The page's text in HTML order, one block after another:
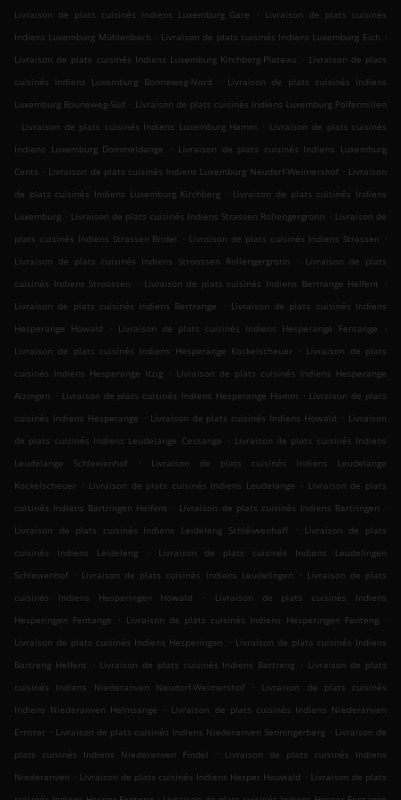
Livraison de plats cuisinés Indiens Luxemburg Gare
. Livraison de plats cuisinés
Indiens Luxemburg Mühlenbach . Livraison de plats cuisinés Indiens Luxemburg Eich .
Livraison de plats cuisinés Indiens Luxemburg Kirchberg-Plateau . Livraison de plats
cuisinés Indiens Luxemburg Bonneweg-Nord
. Livraison de plats cuisinés Indiens
Luxemburg Bouneweg-Süd . Livraison de plats cuisinés Indiens Luxemburg Polfermillen
. Livraison de plats cuisinés Indiens Luxemburg Hamm . Livraison de plats cuisinés
Indiens Luxemburg Dommeldange
. Livraison de plats cuisinés Indiens Luxemburg
Cents . Livraison de plats cuisinés Indiens Luxemburg Neudorf-Weimershof . Livraison
de plats cuisinés Indiens Luxemburg Kirchberg . Livraison de plats cuisinés Indiens
Luxemburg . Livraison de plats cuisinés Indiens Strassen Rollengergronn . Livraison de
plats cuisinés Indiens Strassen Bridel . Livraison de plats cuisinés Indiens Strassen .
Livraison de plats cuisinés Indiens Stroossen Rollengergronn
. Livraison de plats
cuisinés Indiens Stroossen
. Livraison de plats cuisinés Indiens Bertrange Helfent
.
Livraison de plats cuisinés Indiens Bertrange
. Livraison de plats cuisinés Indiens
Hesperange Howald
. Livraison de plats cuisinés Indiens Hesperange Fentange
.
Livraison de plats cuisinés Indiens Hesperange Kockelscheuer . Livraison de plats
cuisinés Indiens Hesperange Itzig . Livraison de plats cuisinés Indiens Hesperange
Alzingen . Livraison de plats cuisinés Indiens Hesperange Hamm . Livraison de plats
cuisinés Indiens Hesperange . Livraison de plats cuisinés Indiens Howald . Livraison
de plats cuisinés Indiens Leudelange Cessange . Livraison de plats cuisinés Indiens
Leudelange Schlewenhof
.
Livraison de plats cuisinés Indiens Leudelange
Kockelscheuer . Livraison de plats cuisinés Indiens Leudelange . Livraison de plats
cuisinés Indiens Bartringen Helfent . Livraison de plats cuisinés Indiens Bartringen .
Livraison de plats cuisinés Indiens Leideleng Schléiwenhaff
.
Livraison de plats
cuisinés Indiens Leideleng
.
Livraison de plats cuisinés Indiens Leudelingen
Schlewenhof . Livraison de plats cuisinés Indiens Leudelingen . Livraison de plats
cuisinés Indiens Hesperingen Howald
.
Livraison de plats cuisinés Indiens
Hesperingen Fentange
. Livraison de plats cuisinés Indiens Hesperingen Fenteng .
Livraison de plats cuisinés Indiens Hesperingen
. Livraison de plats cuisinés Indiens
Bartreng Helfent
. Livraison de plats cuisinés Indiens Bartreng . Livraison de plats
cuisinés Indiens Niederanven Neudorf-Weimershof
.
Livraison de plats cuisinés
Indiens Niederanven Helmsange
. Livraison de plats cuisinés Indiens Niederanven
Ernster . Livraison de plats cuisinés Indiens Niederanven Senningerberg . Livraison de
plats cuisinés Indiens Niederanven Findel
. Livraison de plats cuisinés Indiens
Niederanven . Livraison de plats cuisinés Indiens Hesper Houwald . Livraison de plats
.